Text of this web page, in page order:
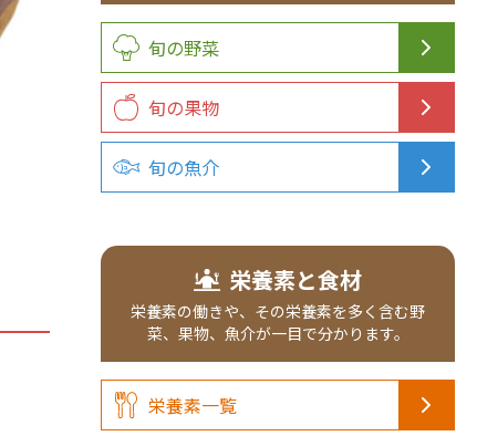
旬の野菜
旬の果物
旬の魚介
栄養素と食材
栄養素の働きや、その栄養素を多く含む野
菜、果物、魚介が一目で分かります。
栄養素一覧